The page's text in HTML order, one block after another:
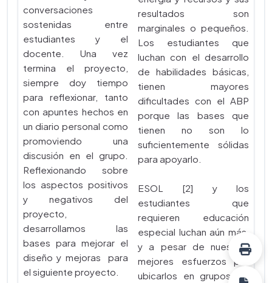
conversaciones
sostenidas entre
estudiantes y el
docente. Una vez
termina el proyecto,
siempre doy tiempo
para reflexionar, tanto
con apuntes hechos en
un diario personal como
promoviendo una
discusión en el grupo.
Reflexionando sobre
los aspectos positivos
y negativos del
proyecto,
desarrollamos las
bases para mejorar el
diseño y mejoras para
el siguiente proyecto.
resultados son
marginales o pequeños.
Los estudiantes que
luchan con el desarrollo
de habilidades básicas,
tienen mayores
dificultades con el ABP
porque las bases que
tienen no son lo
suficientemente sólidas
para apoyarlo.
ESOL [2] y los
estudiantes que
requieren educación
especial luchan aún más,
y a pesar de nuestros
mejores esfuerzos por
ubicarlos en grupos de